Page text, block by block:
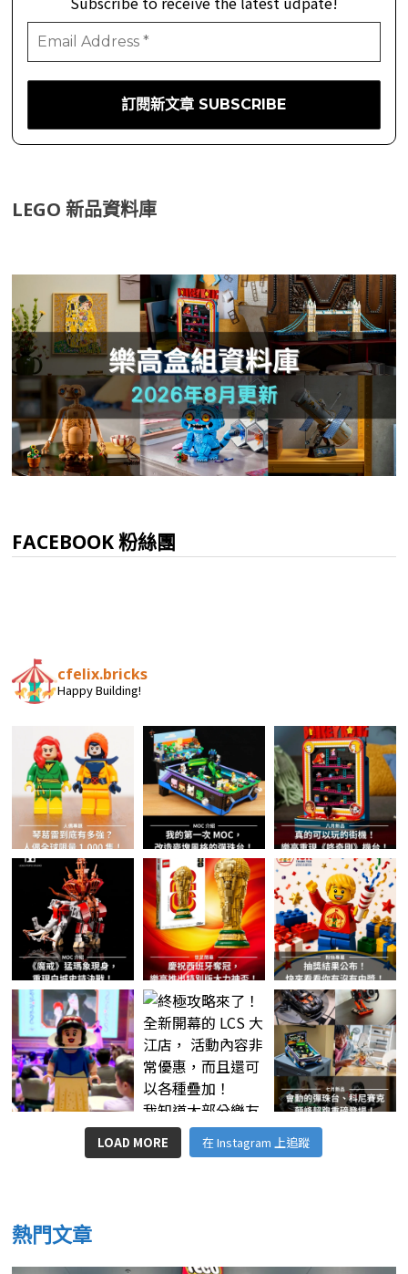
LEGO 新品資料庫
FACEBOOK 粉絲團
cfelix.bricks
Happy Building!
LOAD MORE 在 Instagram 上追蹤
熱門文章